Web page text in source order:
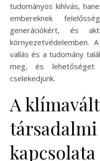
tudományos kihívás,
embereknek
generációkért, és
környezetvédelemben.
vallás és a tudomány
meg, és
cselekedjünk.
A
társadalmi
kapcsolata